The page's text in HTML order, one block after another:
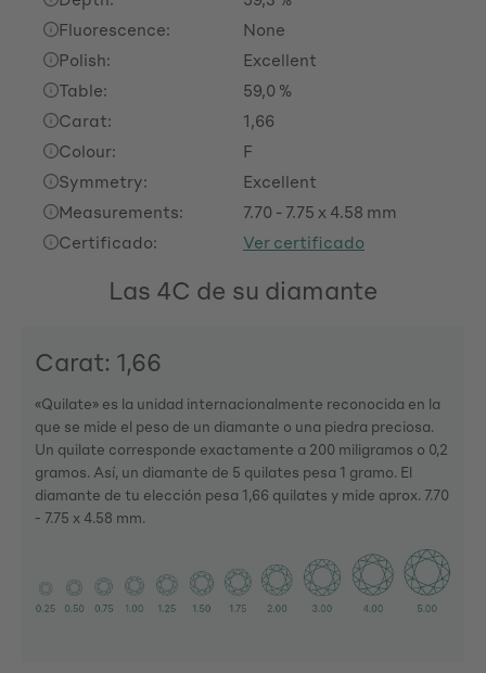
Fluorescence:
None
Polish:
Excellent
Table:
59,0 %
Carat:
1,66
Colour:
F
Symmetry:
Excellent
Measurements:
7.70 - 7.75 x 4.58 mm
Certificado:
Ver certificado
Las 4C de su diamante
Carat: 1,66
«Quilate» es la unidad internacionalmente reconocida en la
que se mide el peso de un diamante o una piedra preciosa.
Un quilate corresponde exactamente a 200 miligramos o 0,2
gramos. Así, un diamante de 5 quilates pesa 1 gramo. El
diamante de tu elección pesa 1,66 quilates y mide aprox. 7.70
- 7.75 x 4.58 mm.